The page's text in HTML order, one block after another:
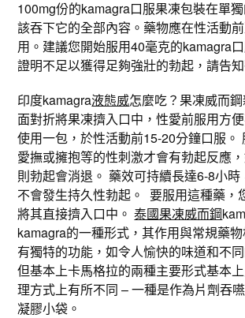
100mg份的kamagra口服果凍包裝在單
該吞下它的全部內容。藥物應在性活動
用。建議您開始服用40毫克的kamagra
證明不足以獲得足夠強壯的勃起，請告知
印度kamagra液態威怎麼吃？果凍威而
面對折將果凍擠入口中，性愛前服用方
使用一包，於性活動前15-20分鐘口服。
愛撫或擁抱等的性刺激才會有勃起反應
則勃起會消退。 藥效可持續長達6-8小
不會發生持久性勃起。 要服用這種藥，
將其直接擠入口中。泰國果凍威而鋼
kamagra的一種形式，其作用與常規藥
有獨特的功能，如令人愉快的味道和不
但基本上卡馬格拉的兩種主要形式基本
理方式上有所不同 – 一種是作為片劑吞
凝膠小袋。